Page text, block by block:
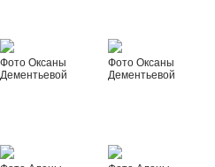
Фото Оксаны
Дементьевой
Фото Оксаны
Дементьевой